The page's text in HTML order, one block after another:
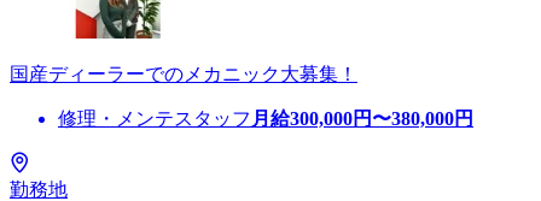
国産ディーラーでのメカニック大募集！
修理・メンテスタッフ 月給300,000円〜380,000円
勤務地